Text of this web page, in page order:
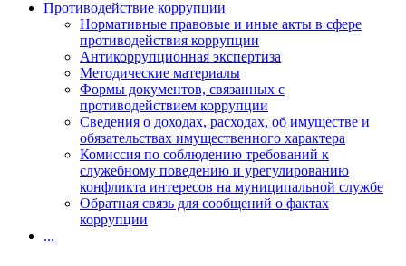
Противодействие коррупции
Нормативные правовые и иные акты в сфере
противодействия коррупции
Антикоррупционная экспертиза
Методические материалы
Формы документов, связанных с
противодействием коррупции
Сведения о доходах, расходах, об имуществе и
обязательствах имущественного характера
Комиссия по соблюдению требований к
служебному поведению и урегулированию
конфликта интересов на муниципальной службе
Обратная связь для сообщений о фактах
коррупции
...